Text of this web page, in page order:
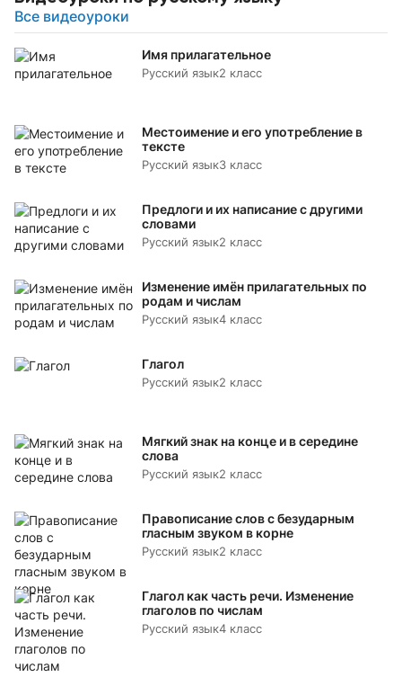
Все видеоуроки
Имя прилагательное
Русский язык2 класс
Местоимение и его употребление в
тексте
Русский язык3 класс
Предлоги и их написание с другими
словами
Русский язык2 класс
Изменение имён прилагательных по
родам и числам
Русский язык4 класс
Глагол
Русский язык2 класс
Мягкий знак на конце и в середине
слова
Русский язык2 класс
Правописание слов с безударным
гласным звуком в корне
Русский язык2 класс
Глагол как часть речи. Изменение
глаголов по числам
Русский язык4 класс